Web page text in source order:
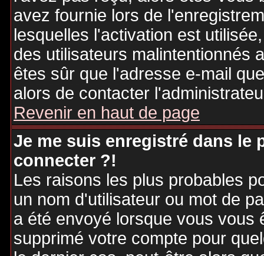
avez fournie lors de
lesquelles l'activation est
des utilisateurs malintentionnés
êtes sûr que l'adresse e-mail
alors de contacter
Revenir en haut de page
Je me suis enregistré dans le
connecter ?!
Les raisons les plus probables
un nom d'utilisateur ou mot de
a été envoyé lorsque vous vous
supprimé votre compte pour